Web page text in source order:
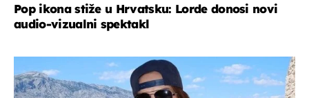
Pop ikona stiže u Hrvatsku: Lorde donosi novi
audio-vizualni spektakl